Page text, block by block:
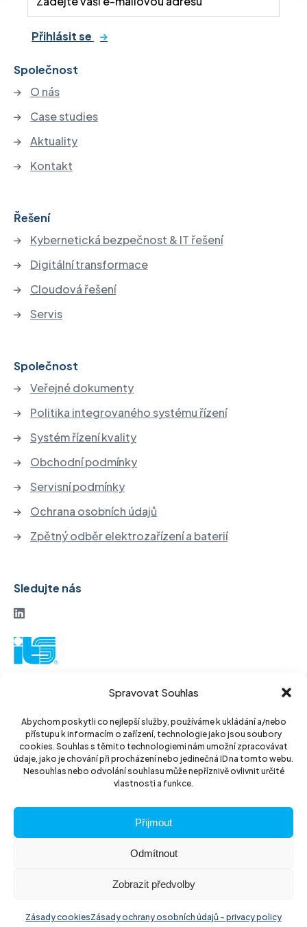
Spravovat Souhlas
Abychom poskytli co nejlepší služby, používáme k ukládání a/nebo
přístupu k informacím o zařízení, technologie jako jsou soubory
cookies. Souhlas s těmito technologiemi nám umožní zpracovávat
údaje, jako je chování při procházení nebo jedinečná ID na tomto webu.
Nesouhlas nebo odvolání souhlasu může nepříznivě ovlivnit určité
vlastnosti a funkce.
Přijmout
Odmítnout
Zobrazit předvolby
Zásady cookiesZásady ochrany osobních údajů – privacy policy
Přihlásit se
Společnost
O nás
Case studies
Aktuality
Kontakt
Řešení
Kybernetická bezpečnost & IT řešení
Digitální transformace
Cloudová řešení
Servis
Společnost
Veřejné dokumenty
Politika integrovaného systému řízení
Systém řízení kvality
Obchodní podmínky
Servisní podmínky
Ochrana osobních údajů
Zpětný odběr elektrozařízení a baterií
Sledujte nás
130 52 Praha3
Czech Republic
IČ: 14889811
© 2026 ITS akciová společnost